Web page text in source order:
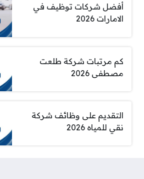
أفضل شركات توظيف في
الامارات 2026
كم مرتبات شركة طلعت
مصطفى 2026
التقديم على وظائف شركة
نقي للمياه 2026